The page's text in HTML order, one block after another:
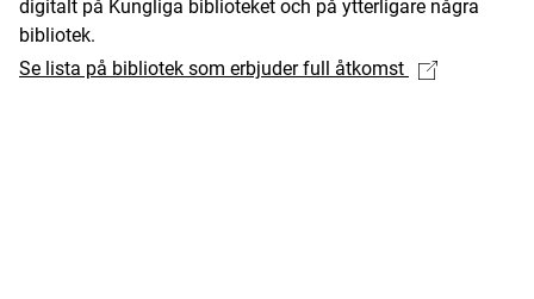
digitalt på Kungliga biblioteket och på ytterligare några
bibliotek.
Se lista på bibliotek som erbjuder full åtkomst